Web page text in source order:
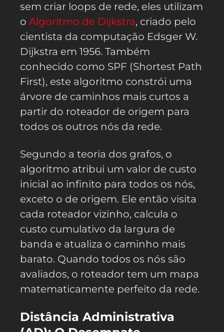
sem criar loops de rede, eles utilizam
o Algoritmo de Dijkstra, criado pelo
cientista da computação Edsger W.
Dijkstra em 1956. Também
conhecido como SPF (Shortest Path
First), este algoritmo constrói uma
árvore de caminhos mais curtos a
partir do roteador de origem para
todos os outros nós da rede.
Segundo a teoria dos grafos, o
algoritmo atribui um valor de custo
inicial ao infinito para todos os nós,
exceto o de origem. Ele então visita
cada roteador vizinho, calcula o
custo cumulativo da largura de
banda e atualiza o caminho mais
barato. Quando todos os nós são
avaliados, o roteador tem um mapa
matematicamente perfeito da rede.
Distância Administrativa